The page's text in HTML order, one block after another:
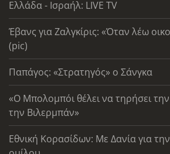
Ελλάδα - Ισραήλ: LIVE TV
Έβανς για Ζαλγκίρις: «Όταν λέω
(pic)
Παπάγος: «Στρατηγός» ο Σάνγκα
«Ο Μπολομπόι θέλει να τηρήσει
την Βιλερμπάν»
Εθνική Κορασίδων: Με Δανία για